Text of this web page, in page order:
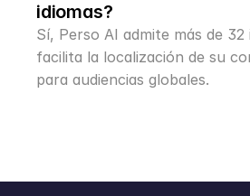
idiomas?
Sí, Perso AI admite más de 32
facilita la localización de su
para audiencias globales.